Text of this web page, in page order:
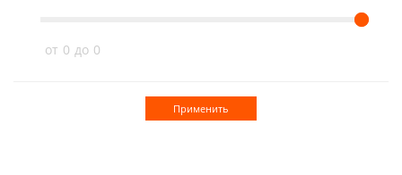
от 0 до 0
Применить